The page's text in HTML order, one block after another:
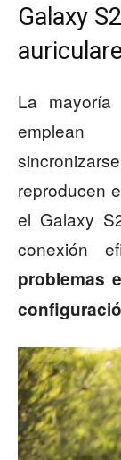
Galaxy
La mayoría
emplean
reproducen
el Galaxy
conexión
problemas